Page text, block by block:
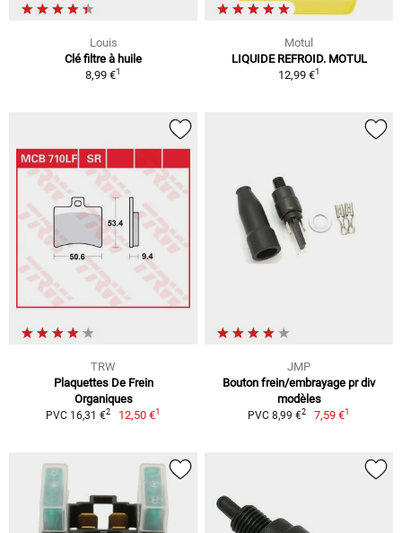
Louis
Clé filtre à huile
8,99 €1
Motul
LIQUIDE REFROID. MOTUL
12,99 €1
TRW
Plaquettes De Frein
Organiques
PVC 16,31 €2 12,50 €1
JMP
Bouton frein/embrayage pr div
modèles
PVC 8,99 €2 7,59 €1